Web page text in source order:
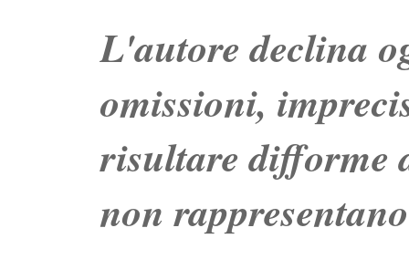
L'autore declina
omissioni,
risultare difforme
non